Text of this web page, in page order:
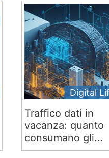
Digital
Traffico dati in
vacanza: quanto
consumano gli...